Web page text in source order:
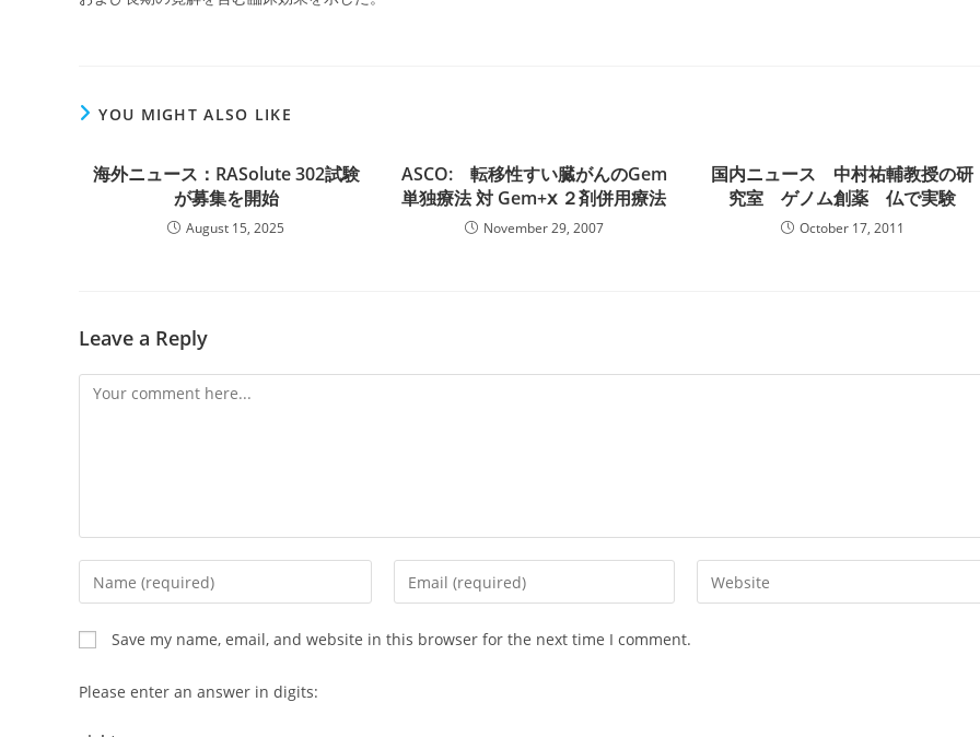
YOU MIGHT ALSO LIKE
海外ニュース：RASolute 302試験
が募集を開始
August 15, 2025
ASCO: 転移性すい臓がんのGem
単独療法 対 Gem+ⅹ ２剤併用療法
November 29, 2007
国内ニュース 中村祐輔教授の研
究室 ゲノム創薬 仏で実験
October 17, 2011
Leave a Reply
Comment
Enter
your
name
or
username
Enter
your
Enter
your
Save my name, email, and website in this browser for the next time I comment.
Please enter an answer in digits: